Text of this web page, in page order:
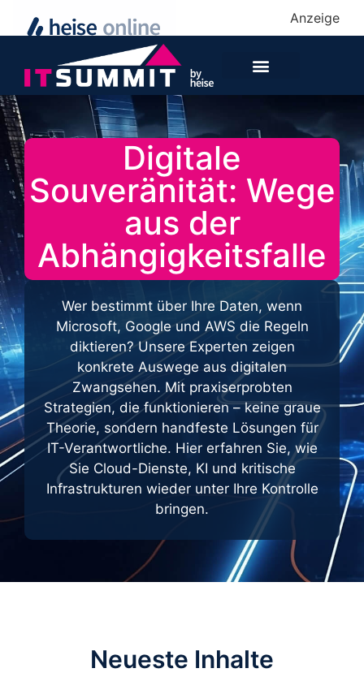
Anzeige
Digitale
Souveränität: Wege
aus der
Abhängigkeitsfalle
Wer bestimmt über Ihre Daten, wenn
Microsoft, Google und AWS die Regeln
diktieren? Unsere Experten zeigen
konkrete Auswege aus digitalen
Zwangsehen. Mit praxiserprobten
Strategien, die funktionieren – keine graue
Theorie, sondern handfeste Lösungen für
IT-Verantwortliche. Hier erfahren Sie, wie
Sie Cloud-Dienste, KI und kritische
Infrastrukturen wieder unter Ihre Kontrolle
bringen.
Neueste Inhalte